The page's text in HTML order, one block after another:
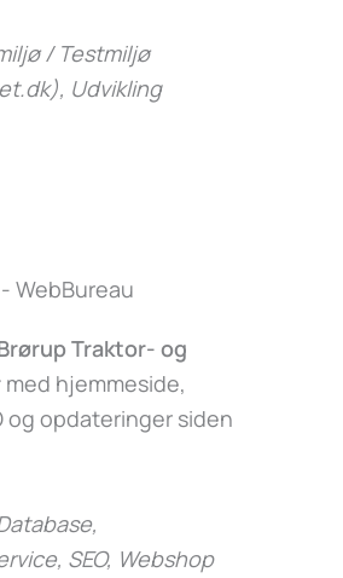
/ Testmiljø
, Udvikling
Traktor- og
med hjemmeside,
og opdateringer siden
SEO, Webshop